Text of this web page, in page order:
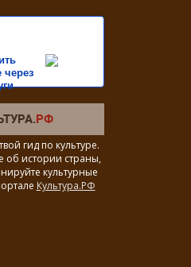
через
гид по культуре.
об истории страны,
культурные
Культура.РФ